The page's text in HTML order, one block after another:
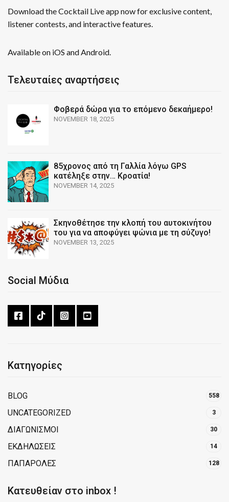
Download the Cocktail Live app now for exclusive content,
listener contests, and interactive features.
Available on iOS and Android.
Τελευταίες αναρτήσεις
Φοβερά δώρα για το επόμενο δεκαήμερο!
NOVEMBER 18, 2025
85χρονος από τη Γαλλία λόγω GPS
κατέληξε στην… Κροατία!
NOVEMBER 14, 2025
Σκηνοθέτησε την κλοπή του αυτοκινήτου
του για να αποφύγει ψώνια με τη σύζυγο!
NOVEMBER 13, 2025
Social Μύδια
Κατηγορίες
BLOG 558
UNCATEGORIZED 3
ΔΙΑΓΩΝΙΣΜΟΙ 30
ΕΚΔΗΛΩΣΕΙΣ 14
ΠΑΠΑΡΟΛΕΣ 128
Κατευθείαν στο inbox !